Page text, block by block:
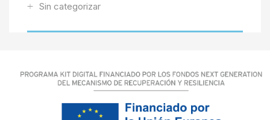
Sin categorizar